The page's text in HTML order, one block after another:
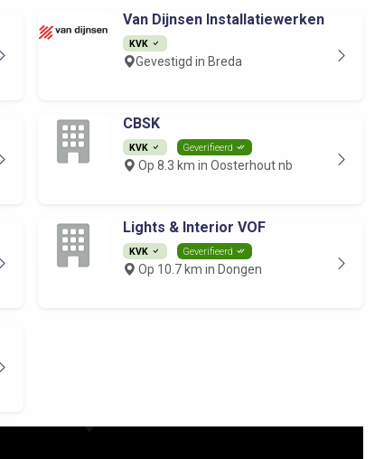
Van Dijnsen Installatiewerken
KVK
Gevestigd in Breda
CBSK
KVK Geverifieerd
Op 8.3 km in Oosterhout nb
Lights & Interior VOF
KVK Geverifieerd
Op 10.7 km in Dongen